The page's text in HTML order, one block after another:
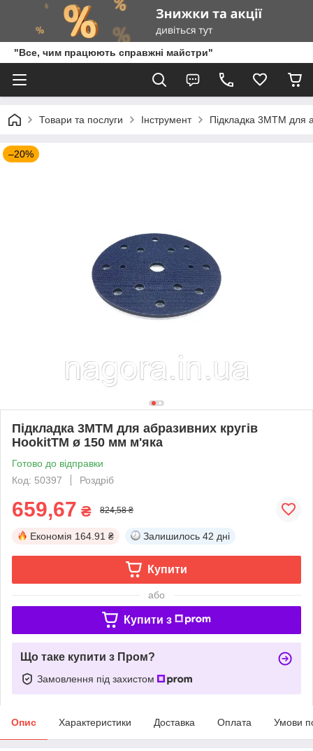
"Все, чим працюють справжні майстри"
Товари та послуги Інструмент Підкладка 3MTM для
–20%
Підкладка 3MTM для абразивних кругів
HookitTM ø 150 мм м'яка
Готово до відправки
Код: 50397
Роздріб
659,67 ₴ 824,58 ₴
Економія 164.91 ₴ Залишилось 42 дні
Купити
або
Купити з
Що таке купити з Пром?
Замовлення під захистом
Опис Характеристики Доставка Оплата Умови